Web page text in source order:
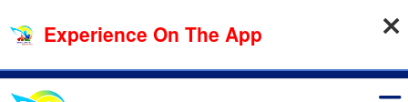
06-08-2026, 09:28:00
Experience On The App